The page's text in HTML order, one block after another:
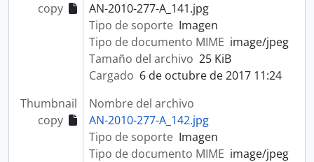
copy
AN-2010-277-A_141.jpg
Tipo de soporte Imagen
Tipo de documento MIME image/jpeg
Tamaño del archivo 25 KiB
Cargado 6 de octubre de 2017 11:24
Thumbnail
copy
Nombre del archivo
AN-2010-277-A_142.jpg
Tipo de soporte Imagen
Tipo de documento MIME image/jpeg